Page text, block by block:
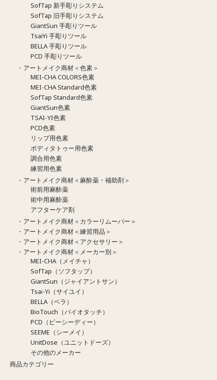
SofTap 新手彫りシステム
SofTap 旧手彫りシステム
GiantSun 手彫りツール
TsaiYi 手彫りツール
BELLA 手彫りツール
PCD 手彫りツール
・アートメイク商材＜色素＞
MEI-CHA COLORS色素
MEI-CHA Standard色素
SofTap Standard色素
GiantSun色素
TSAI-YI色素
PCD色素
リップ用色素
ボディタトゥー用色素
調合用色素
練習用色素
・アートメイク商材＜麻酔薬・補助剤＞
術前用麻酔薬
術中用麻酔薬
アフターケア剤
・アートメイク商材＜カラーリムーバー＞
・アートメイク商材＜練習用品＞
・アートメイク商材＜アクセサリー＞
・アートメイク商材＜メーカー別＞
MEI-CHA（メイチャ）
SofTap（ソフタップ）
GiantSun（ジャイアントサン）
Tsai-Yi（サイユイ）
BELLA（ベラ）
BioTouch（バイオタッチ）
PCD（ピーシーディー）
SEEME（シーメイ）
UnitDose（ユニットドーズ）
その他のメーカー
商品カテゴリー